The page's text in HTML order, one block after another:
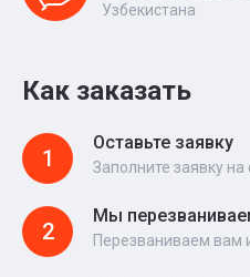
Узбекистана
Как заказать
1
Оставьте заявку
Заполните заявку
2
Мы
Перезваниваем вам